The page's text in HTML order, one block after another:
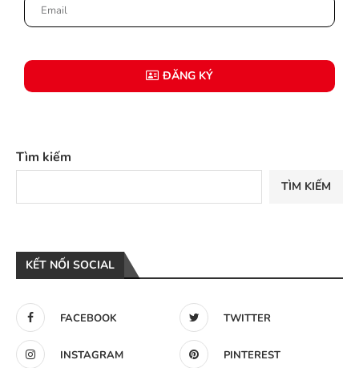
ĐĂNG KÝ
Tìm kiếm
TÌM KIẾM
KẾT NỐI SOCIAL
FACEBOOK TWITTER
INSTAGRAM PINTEREST